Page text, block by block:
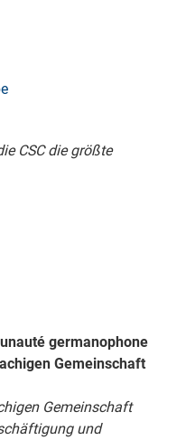
CSC die größte
germanophone
Gemeinschaft
Gemeinschaft
und